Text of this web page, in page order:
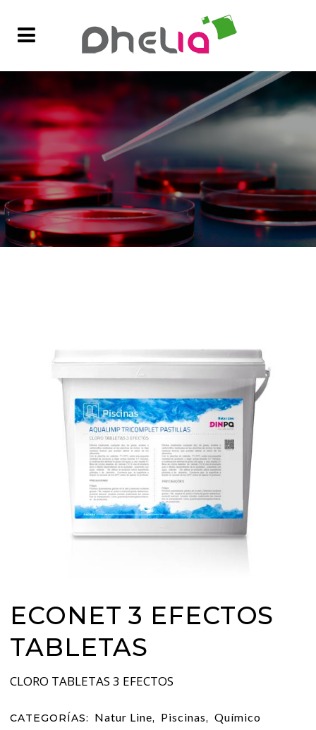
ECONET 3 EFECTOS
TABLETAS
CLORO TABLETAS 3 EFECTOS
CATEGORÍAS: Natur Line, Piscinas, Químico